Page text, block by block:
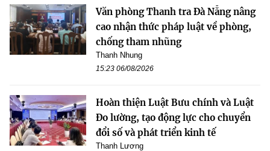
Văn phòng Thanh tra Đà Nẵng nâng
cao nhận thức pháp luật về phòng,
chống tham nhũng
Thanh Nhung
15:23 06/08/2026
Hoàn thiện Luật Bưu chính và Luật
Đo lường, tạo động lực cho chuyển
đổi số và phát triển kinh tế
Thanh Lương